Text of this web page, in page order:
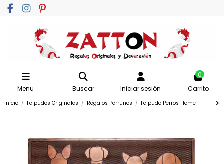
Menu Buscar Iniciar sesión
0
Carrito
Inicio Felpudos Originales Regalos Perrunos Felpudo Perros Home